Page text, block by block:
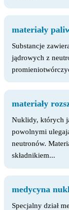
materiały
Substancje
jądrowych z
materiały
Nuklidy, których
powolnymi
neutronów.
składnikiem...
medycyna
Specjalny dział